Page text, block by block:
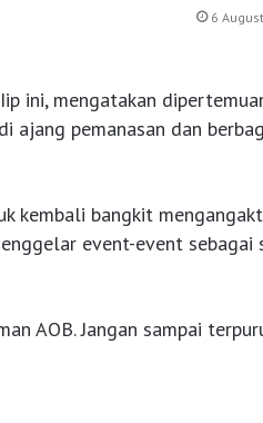
6
ini, mengatakan
ajang pemanasan dan
kembali bangkit
event-event sebagai
AOB. Jangan sampai